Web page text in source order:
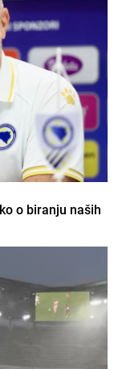
o biranju naših